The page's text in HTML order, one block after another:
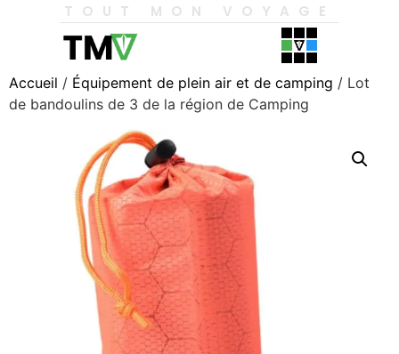
TOUT MON VOYAGE
Accueil / Équipement de plein air et de camping / Lot
de bandoulins de 3 de la région de Camping